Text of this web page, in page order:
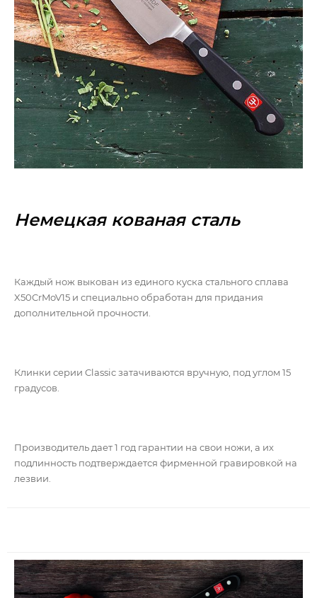
Немецкая кованая сталь
Каждый нож выкован из единого куска стального сплава
X50CrMoV15 и специально обработан для придания
дополнительной прочности.
Клинки серии Classic затачиваются вручную, под углом 15
градусов.
Производитель дает 1 год гарантии на свои ножи, а их
подлинность подтверждается фирменной гравировкой на
лезвии.